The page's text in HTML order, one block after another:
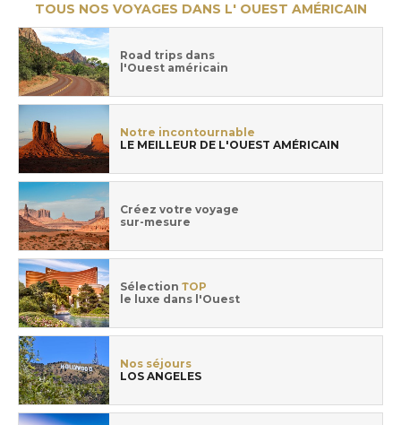
TOUS NOS VOYAGES DANS L' OUEST AMÉRICAIN
Road trips dans
l'Ouest américain
Notre incontournable
LE MEILLEUR DE L'OUEST AMÉRICAIN
Créez votre voyage
sur-mesure
Sélection TOP
le luxe dans l'Ouest
Nos séjours
LOS ANGELES